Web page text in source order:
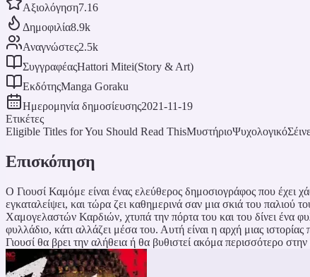
Αξιολόγηση7.16
Δημοφιλία8.9k
Αναγνώστες2.5k
ΣυγγραφέαςHattori Mitei(Story & Art)
ΕκδότηςManga Goraku
Ημερομηνία δημοσίευσης2021-11-19
Ετικέτες
Eligible Titles for You Should Read ThisΜυστήριοΨυχολογικό
Επισκόπηση
Ο Γιουσί Καμόμε είναι ένας ελεύθερος δημοσιογράφος που έχει
εγκαταλείψει, και τώρα ζει καθημερινά σαν μια σκιά του
Χαμογελαστών Καρδιών, χτυπά την πόρτα του και του δίνει ένα
φυλλάδιο, κάτι αλλάζει μέσα του. Αυτή είναι η αρχή μιας
Γιουσί θα βρει την αλήθεια ή θα βυθιστεί ακόμα περισσότερο στην